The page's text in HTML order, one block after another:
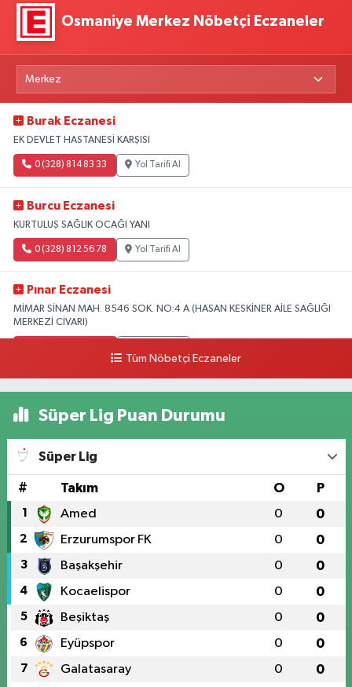
Osmaniye Merkez Nöbetçi Eczaneler
Burak Eczanesi
EK DEVLET HASTANESİ KARŞISI
0 (328) 814 83 33 Yol Tarifi Al
Burcu Eczanesi
KURTULUŞ SAĞLIK OCAĞI YANI
0 (328) 812 56 78 Yol Tarifi Al
Pınar Eczanesi
MİMAR SİNAN MAH. 8546 SOK. NO:4 A (HASAN KESKİNER AİLE SAĞLIĞI
MERKEZİ CİVARI)
Tüm Nöbetçi Eczaneler
Süper Lig Puan Durumu
Süper Lig
# Takım O P
1 Amed 0 0
2 Erzurumspor FK 0 0
3 Başakşehir 0 0
4 Kocaelispor 0 0
5 Beşiktaş 0 0
6 Eyüpspor 0 0
7 Galatasaray 0 0